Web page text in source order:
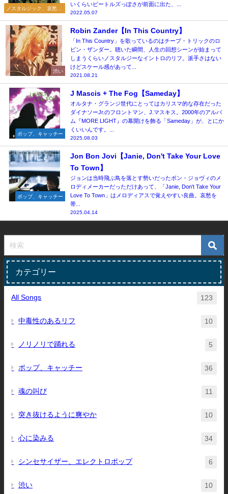
ノスタルジック、哀愁漂
いくらいビートルズっぽさが前面に出た、...
2022.05.07
渋い
Robin Zander【In This Country】
「In This Country」を歌っているのはチープ・トリックのロ
ビン・ザンダー。聴いた瞬間、人生の回想シーンが始まって
しまうくらいノスタルジーなイントロのリフ。派手さはない
けどスケール感があって...
2021.08.21
ポップ、キャッチー
J Mascis + The Fog【Sameday】
オルタナ・グランジ世代にとってはカリスマ的な存在だった
ダイナソーJr.のフロントマン、J.マスキス。2000年のアルバ
ム『MORE LIGHT』の幕開けを飾る「Sameday」が、とにか
くいいんです。...
2025.08.03
ポップ、キャッチー
Jon Bon Jovi【Janie, Don't Take Your Love
To Town】
ジョンは当時飛ぶ鳥を落とす勢いだったボン・ジョヴィのメ
ロディメーカーだっただけあって、「Janie, Don't Take Your
Love To Town」はメロディアスで覚えやすい良曲。哀愁を
帯...
2025.04.14
カテゴリー
All Songs 123
中毒性のあるリフ 10
ノリノリで踊れる 5
ポップ、キャッチー 36
魂の叫び 11
突き抜けるように爽やか 10
心に染みる 34
シンセサイザー、エレクトロポップ 6
渋い 10